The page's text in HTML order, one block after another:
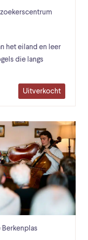
het eiland en leer
die langs
Uitverkocht
Berkenplas